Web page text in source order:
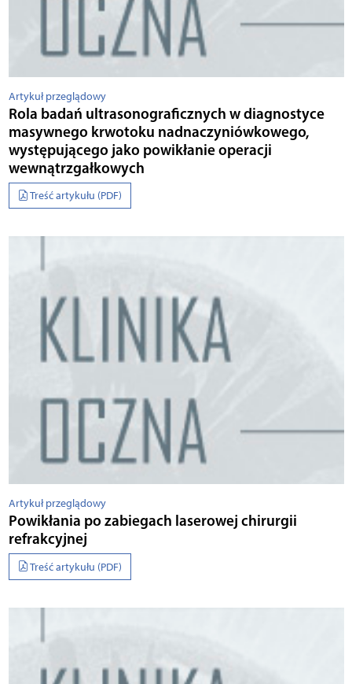
Artykuł przeglądowy
Rola badań ultrasonograficznych w diagnostyce
masywnego krwotoku nadnaczyniówkowego,
występującego jako powikłanie operacji
wewnątrzgałkowych
Treść artykułu (PDF)
Artykuł przeglądowy
Powikłania po zabiegach laserowej chirurgii
refrakcyjnej
Treść artykułu (PDF)